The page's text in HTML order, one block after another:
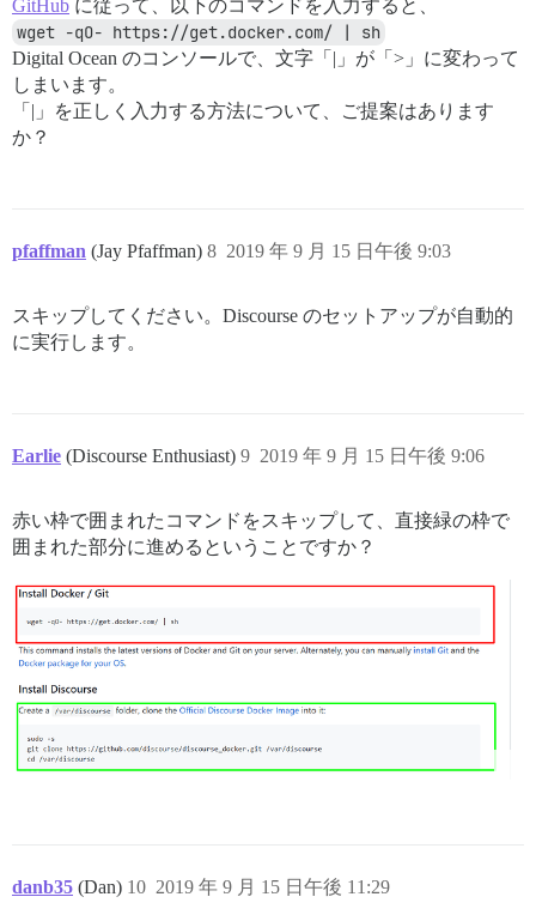
GitHub に従って、以下のコマンドを入力すると、
wget -qO- https://get.docker.com/ | sh
Digital Ocean のコンソールで、文字「|」が「>」に変わって
しまいます。
「|」を正しく入力する方法について、ご提案はあります
か？
pfaffman (Jay Pfaffman) 2019 年 9 月 15 日午後 9:03
8
スキップしてください。Discourse のセットアップが自動的
に実行します。
Earlie (Discourse Enthusiast) 2019 年 9 月 15 日午後 9:06
9
赤い枠で囲まれたコマンドをスキップして、直接緑の枠で
囲まれた部分に進めるということですか？
danb35 (Dan) 2019 年 9 月 15 日午後 11:29
10